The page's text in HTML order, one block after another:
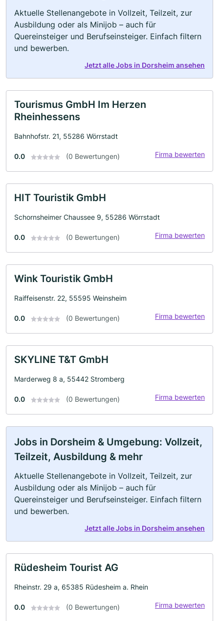
Aktuelle Stellenangebote in Vollzeit, Teilzeit, zur
Ausbildung oder als Minijob – auch für
Quereinsteiger und Berufseinsteiger. Einfach filtern
und bewerben.
Jetzt alle Jobs in Dorsheim ansehen
Tourismus GmbH Im Herzen
Rheinhessens
Bahnhofstr. 21, 55286 Wörrstadt
0.0 (0 Bewertungen) Firma bewerten
HIT Touristik GmbH
Schornsheimer Chaussee 9, 55286 Wörrstadt
0.0 (0 Bewertungen) Firma bewerten
Wink Touristik GmbH
Raiffeisenstr. 22, 55595 Weinsheim
0.0 (0 Bewertungen) Firma bewerten
SKYLINE T&T GmbH
Marderweg 8 a, 55442 Stromberg
0.0 (0 Bewertungen) Firma bewerten
Jobs in Dorsheim & Umgebung: Vollzeit,
Teilzeit, Ausbildung & mehr
Aktuelle Stellenangebote in Vollzeit, Teilzeit, zur
Ausbildung oder als Minijob – auch für
Quereinsteiger und Berufseinsteiger. Einfach filtern
und bewerben.
Jetzt alle Jobs in Dorsheim ansehen
Rüdesheim Tourist AG
Rheinstr. 29 a, 65385 Rüdesheim a. Rhein
0.0 (0 Bewertungen) Firma bewerten